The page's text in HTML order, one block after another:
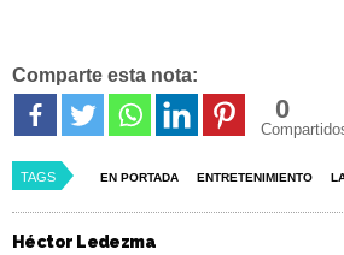
Comparte esta nota:
0
TAGS EN PORTADA ENTRETENIMIENTO
Héctor Ledezma